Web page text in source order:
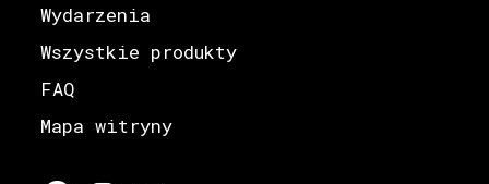
Wydarzenia
Wszystkie produkty
FAQ
Mapa witryny